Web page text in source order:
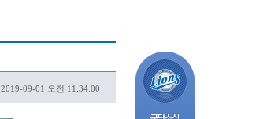
2019-09-01 오전 11:34:00